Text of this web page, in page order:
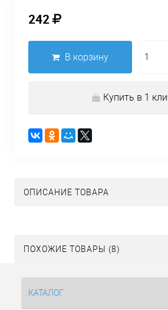
242
В корзину
Купить в 1
ОПИСАНИЕ ТОВАРА
ПОХОЖИЕ ТОВАРЫ (8)
КАТАЛОГ